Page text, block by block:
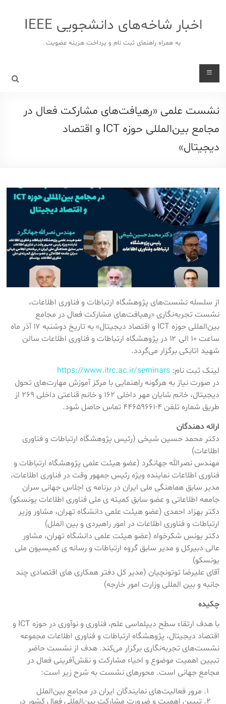
اخبار شاخه‌های دانشجویی IEEE
به همراه راهنمای ثبت نام و پرداخت هزینه عضویت
نشست علمی «رهیافت‌های مشارکت فعال در
مجامع بین‌المللی حوزه ICT و اقتصاد
دیجیتال»
از سلسله نشست‌های پژوهشگاه ارتباطات و فناوری اطلاعات،
نشست تجربه‌نگاری «رهیافت‌های مشارکت فعال در مجامع
بین‌المللی حوزه ICT و اقتصاد دیجیتال» به تاریخ دوشنبه ۱۷ آذر ماه
ساعت ۱۰ الی ۱۲ در پژوهشگاه ارتباطات و فناوری اطلاعات سالن
شهید اتابکی برگزار می‌گردد.
لینک ثبت نام:https://www.itrc.ac.ir/seminars
در صورت نیاز به هرگونه راهنمایی با مرکز آموزش مهارت‌های تحول
دیجیتال، خانم شایان مهر داخلی ۱۶۲ و خانم قناعتی داخلی ۲۶۹ از
طریق شماره تلفن ۴-۴۴۶۵۹۶۶۱ تماس حاصل شود.
ارائه دهندگان
دکتر محمد حسین شیخی (رئیس پژوهشگاه ارتباطات و فناوری
اطلاعات)
مهندس نصرالله جهانگرد (عضو هیئت علمی پژوهشگاه ارتباطات و
فناوری اطلاعات نماینده ویژه رئیس جمهور وقت در فناوری اطلاعات،
مدیر سابق هماهنگی ملی ایران در برنامه ی اجلاس جهانی سران
جامعه اطلاعاتی و عضو سابق کمیته ی ملی فناوری اطلاعات یونسکو)
دکتر بهزاد احمدی (عضو هیئت علمی دانشگاه تهران، مشاور وزیر
ارتباطات و فناوری اطلاعات در امور راهبردی و بین الملل)
دکتر یونس شکرخواه (عضو هیئت علمی دانشگاه تهران، مشاور
عالی دبیرکل و مدیر سابق گروه ارتباطات و رسانه ی کمیسیون ملی
یونسکو)
آقای علیرضا توتونچیان (مدیر کل دفتر همکاری های اقتصادی چند
جانبه و بین المللی وزارت امور خارجه)
چکیده
با هدف ارتقاء سطح دیپلماسی علم، فناوری و نوآوری در حوزه ICT و
اقتصاد دیجیتال، پژوهشگاه ارتباطات و فناوری اطلاعات مجموعه
نشست‌های تجربه‌نگاری برگزار می‌کند. هدف از نشست حاضر
تبیین اهمیت موضوع و احیاء مشارکت و نقش‌آفرینی فعال در
مجامع جهانی است. محورهای نشست به شرح زیر است:
مرور فعالیت‌های نمایندگان ایران در مجامع بین‌الملل
تبیین اهمیت و ضرورت مشارکت بین‌المللی فعال کشور در